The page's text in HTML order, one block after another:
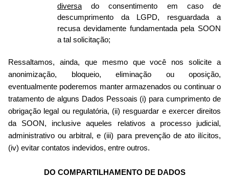
diversado consentimento em caso de
descumprimento da LGPD, resguardada a
recusa devidamente fundamentada pela SOON
a tal solicitação;
Ressaltamos, ainda, que mesmo que você nos solicite a
anonimização, bloqueio, eliminação ou oposição,
eventualmente poderemos manter armazenados ou continuar o
tratamento de alguns Dados Pessoais (i) para cumprimento de
obrigação legal ou regulatória, (ii) resguardar e exercer direitos
da SOON, inclusive aqueles relativos a processo judicial,
administrativo ou arbitral, e (iii) para prevenção de ato ilícitos,
(iv) evitar contatos indevidos, entre outros.
DO COMPARTILHAMENTO DE DADOS